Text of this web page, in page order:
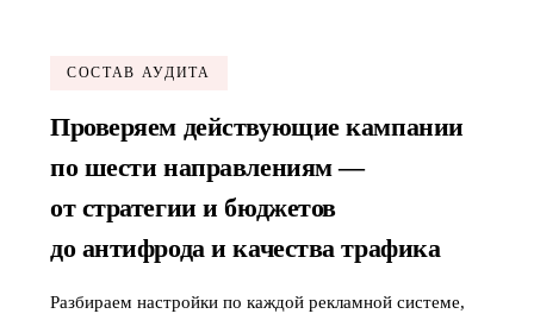
СОСТАВ АУДИТА
Проверяем действующие кампании
по шести направлениям —
от стратегии и бюджетов
до антифрода и качества трафика
Разбираем настройки по каждой рекламной системе,